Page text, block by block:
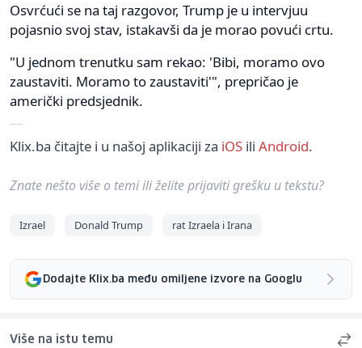
Osvrćući se na taj razgovor, Trump je u intervjuu
pojasnio svoj stav, istakavši da je morao povući crtu.
"U jednom trenutku sam rekao: 'Bibi, moramo ovo
zaustaviti. Moramo to zaustaviti'", prepričao je
američki predsjednik.
Klix.ba čitajte i u našoj aplikaciji za iOS ili Android.
Znate nešto više o temi ili želite prijaviti grešku u tekstu?
Izrael Donald Trump rat Izraela i Irana
Dodajte Klix.ba među omiljene izvore na Googlu
Više na istu temu